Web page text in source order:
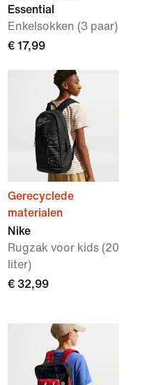
Essential
Enkelsokken (3 paar)
€ 17,99
Gerecyclede
materialen
Nike
Rugzak voor kids (20
liter)
€ 32,99